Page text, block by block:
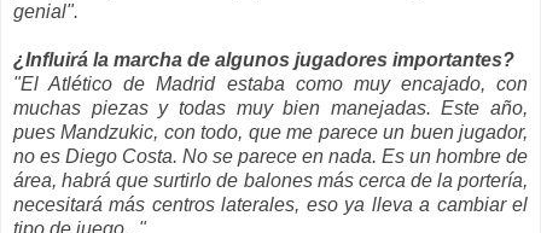
genial".
¿Influirá la marcha de algunos jugadores importantes?
"El Atlético de Madrid estaba como muy encajado, con
muchas piezas y todas muy bien manejadas. Este año,
pues Mandzukic, con todo, que me parece un buen jugador,
no es Diego Costa. No se parece en nada. Es un hombre de
área, habrá que surtirlo de balones más cerca de la portería,
necesitará más centros laterales, eso ya lleva a cambiar el